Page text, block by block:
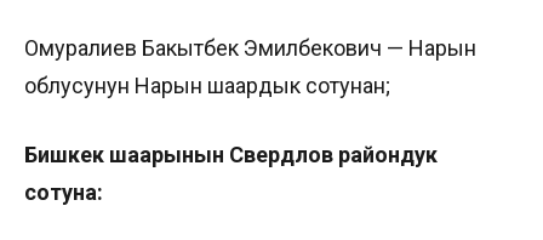
Омуралиев Бакытбек Эмилбекович — Нарын
облусунун Нарын шаардык сотунан;
Бишкек шаарынын Свердлов райондук
сотуна: